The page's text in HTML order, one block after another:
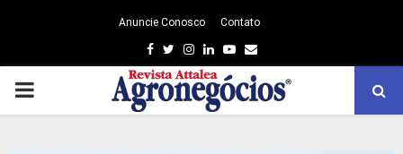
Anuncie Conosco Contato
Facebook
TwitterInstagram
LinkedinYoutube
Email
PRIMARY